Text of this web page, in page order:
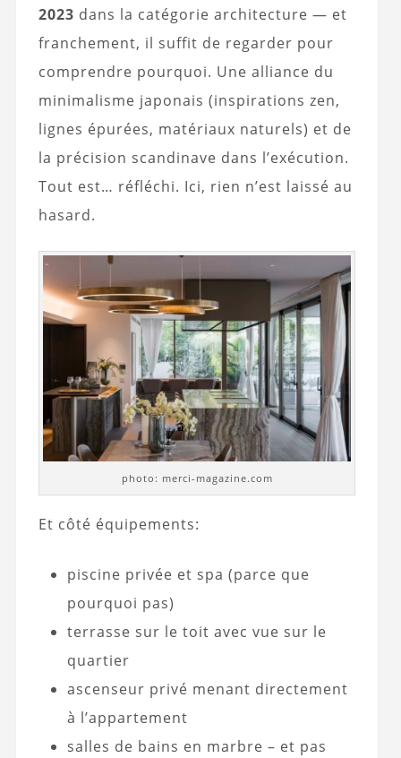
2023 dans la catégorie architecture — et
franchement, il suffit de regarder pour
comprendre pourquoi. Une alliance du
minimalisme japonais (inspirations zen,
lignes épurées, matériaux naturels) et de
la précision scandinave dans l’exécution.
Tout est… réfléchi. Ici, rien n’est laissé au
hasard.
photo: merci-magazine.com
Et côté équipements:
piscine privée et spa (parce que
pourquoi pas)
terrasse sur le toit avec vue sur le
quartier
ascenseur privé menant directement
à l’appartement
salles de bains en marbre – et pas